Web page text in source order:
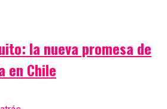
la nueva promesa de
en Chile